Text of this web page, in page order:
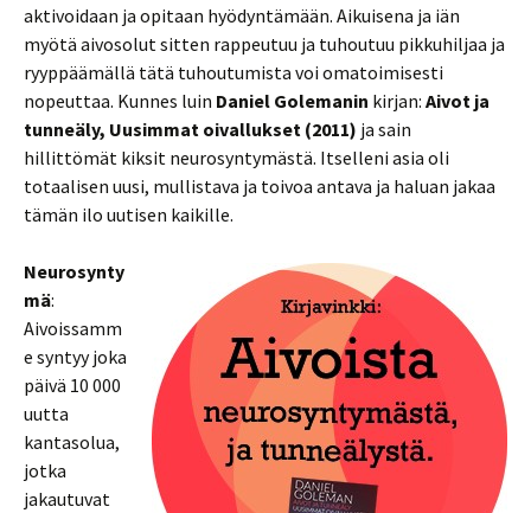
aktivoidaan ja opitaan hyödyntämään. Aikuisena ja iän
myötä aivosolut sitten rappeutuu ja tuhoutuu pikkuhiljaa ja
ryyppäämällä tätä tuhoutumista voi omatoimisesti
nopeuttaa. Kunnes luin Daniel Golemanin kirjan: Aivot ja
tunneäly, Uusimmat oivallukset (2011) ja sain
hillittömät kiksit neurosyntymästä. Itselleni asia oli
totaalisen uusi, mullistava ja toivoa antava ja haluan jakaa
tämän ilo uutisen kaikille.
Neurosynty
mä:
Aivoissamm
e syntyy joka
päivä 10 000
uutta
kantasolua,
jotka
jakautuvat